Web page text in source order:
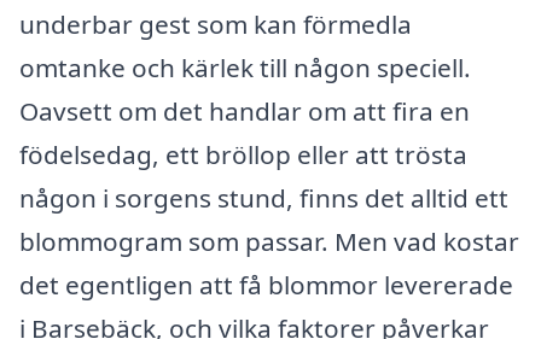
underbar gest som kan förmedla
omtanke och kärlek till någon speciell.
Oavsett om det handlar om att fira en
födelsedag, ett bröllop eller att trösta
någon i sorgens stund, finns det alltid ett
blommogram som passar. Men vad kostar
det egentligen att få blommor levererade
i Barsebäck, och vilka faktorer påverkar